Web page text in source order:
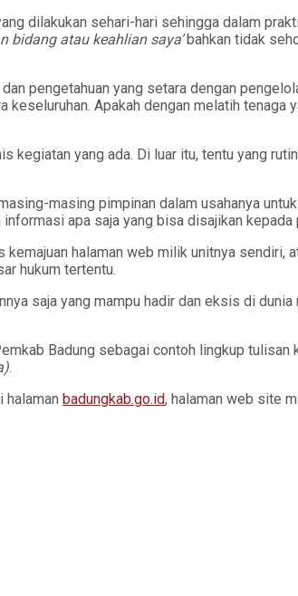
dilakukan sehari-hari sehingga dalam
bidang atau keahlian saya’bahkan tidak
pengetahuan yang setara dengan
Apakah dengan melatih tenaga
kegiatan yang ada. Di luar itu, tentu yang
masing pimpinan dalam usahanya
apa saja yang bisa disajikan kepada
halaman web milik unitnya sendiri,
hukum tertentu.
saja yang mampu hadir dan eksis di dunia
Badung sebagai contoh lingkup tulisan
.
halaman badungkab.go.id, halaman web site